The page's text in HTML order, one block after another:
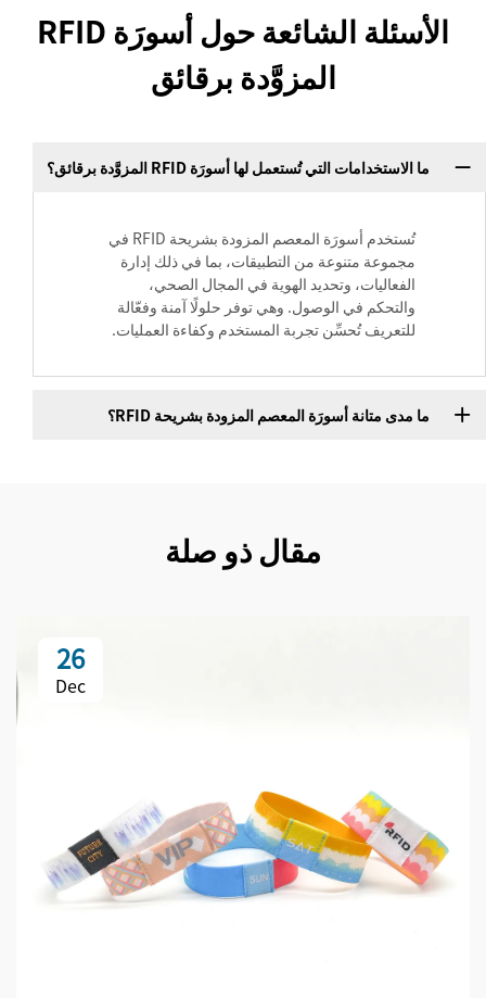
الأسئلة الشائعة حول أسورَة RFID
المزوَّدة برقائق
ما الاستخدامات التي تُستعمل لها أسورَة RFID المزوَّدة برقائق؟
تُستخدم أسورَة المعصم المزودة بشريحة RFID في
مجموعة متنوعة من التطبيقات، بما في ذلك إدارة
الفعاليات، وتحديد الهوية في المجال الصحي،
والتحكم في الوصول. وهي توفر حلولًا آمنة وفعّالة
للتعريف تُحسِّن تجربة المستخدم وكفاءة العمليات.
ما مدى متانة أسورَة المعصم المزودة بشريحة RFID؟
مقال ذو صلة
26
Dec